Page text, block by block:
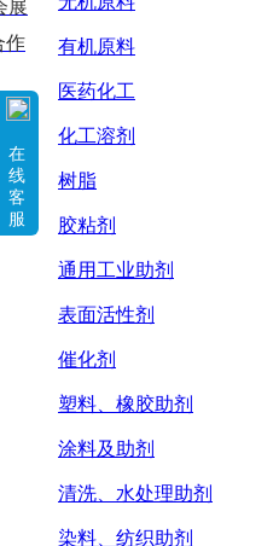
有机原料
医药化工
化工溶剂
树脂
胶粘剂
通用工业助剂
表面活性剂
催化剂
塑料、橡胶助剂
涂料及助剂
清洗、水处理助剂
染料、纺织助剂
展
作
在
线
客
服